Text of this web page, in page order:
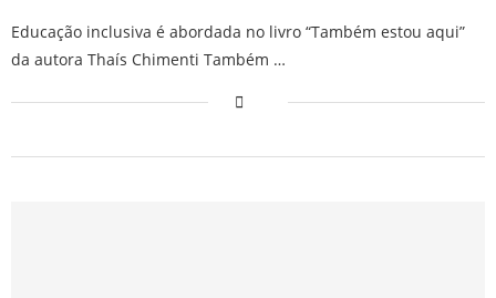
Educação inclusiva é abordada no livro “Também estou aqui”
da autora Thaís Chimenti Também …